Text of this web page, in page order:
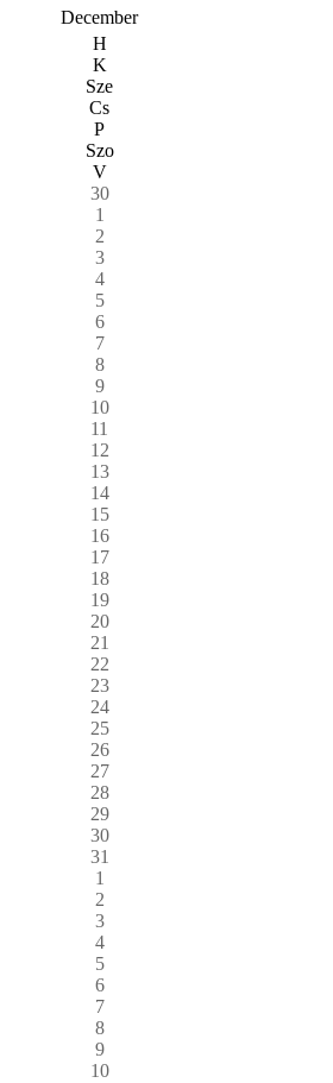
December
H
K
Sze
Cs
P
Szo
V
30
1
2
3
4
5
6
7
8
9
10
11
12
13
14
15
16
17
18
19
20
21
22
23
24
25
26
27
28
29
30
31
1
2
3
4
5
6
7
8
9
10